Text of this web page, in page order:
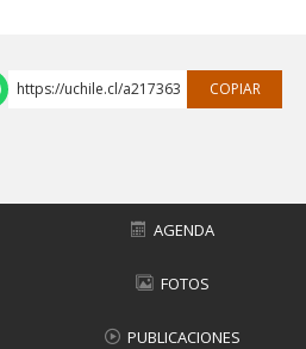
https://uchile.cl/a217363 COPIAR
AGENDA
FOTOS
PUBLICACIONES